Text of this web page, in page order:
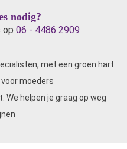
nodig?
op 06 - 4486 2909
met een groen hart
moeders
We helpen je graag op weg